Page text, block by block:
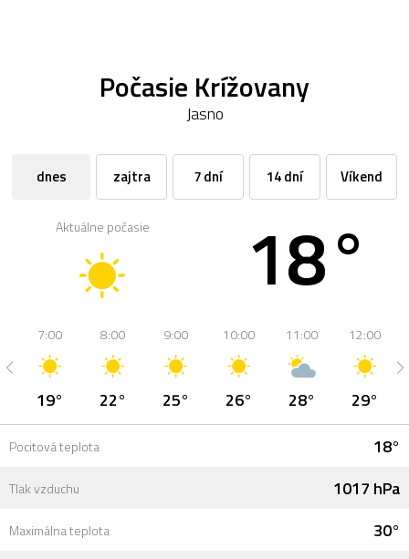
Počasie Krížovany
Jasno
dnes zajtra 7 dní 14 dní Víkend
Aktuálne počasie 18°
7:00
19°
8:00
22°
9:00
25°
10:00
26°
11:00
28°
12:00
29°
Pocitová teplota 18°
Tlak vzduchu 1017 hPa
Maximálna teplota 30°